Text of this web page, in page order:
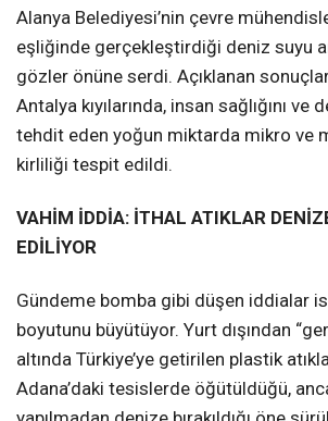
Alanya Belediyesi’nin çevre
eşliğinde gerçekleştirdiği deniz suyu
gözler önüne serdi. Açıklanan
Antalya kıyılarında, insan sağlığını
tehdit eden yoğun miktarda mikro ve
kirliliği tespit edildi.
VAHİM İDDİA: İTHAL ATIKLAR
EDİLİYOR
Gündeme bomba gibi düşen iddialar
boyutunu büyütüyor. Yurt dışından
altında Türkiye’ye getirilen plastik
Adana’daki tesislerde öğütüldüğü,